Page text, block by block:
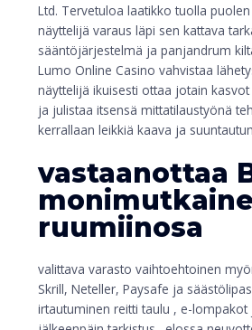
Ltd. Tervetuloa laatikko tuolla
näyttelijä varaus läpi sen kattava
sääntöjärjestelmä ja panjandrum
Lumo Online Casino vahvistaa
näyttelijä ikuisesti ottaa jotain
ja julistaa itsensä mittatilaustyönä
kerrallaan leikkiä kaava ja
vastaanottaa
ruumiinosa
valittava varasto vaihtoehtoinen
Skrill, Neteller, Paysafe ja
irtautuminen reitti taulu , e-lompakot